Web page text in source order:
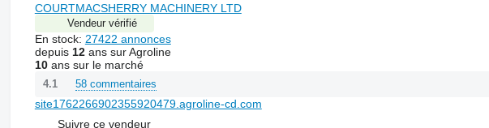
COURTMACSHERRY MACHINERY LTD
Vendeur vérifié
En stock: 27422 annonces
depuis 12ans sur Agroline
10ans sur le marché
4.1 58 commentaires
site1762266902355920479.agroline-cd.com
Suivre ce vendeur